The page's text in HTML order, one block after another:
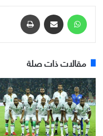
مقالات ذات صلة